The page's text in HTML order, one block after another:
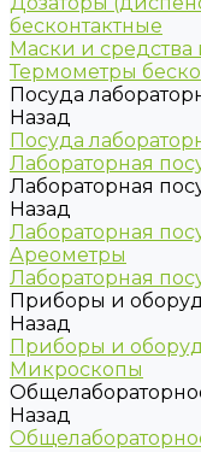
бесконтактные
Маски и
Термометры
Посуда
Назад
Посуда
Лабораторная
Лабораторная
Назад
Лабораторная
Ареометры
Лабораторная
Приборы и
Назад
Приборы и
Микроскопы
Назад